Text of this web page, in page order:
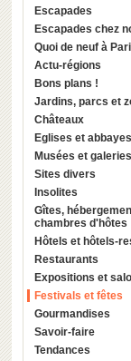
Escapades
Quoi de neuf à
Actu-régions
Bons plans !
Jardins, parcs et
Châteaux
Eglises et abbayes
Musées et galeries
Sites divers
Insolites
Gîtes,
chambres d'hôtes
Hôtels et hôtels-
Restaurants
Expositions et
Festivals et fêtes
Gourmandises
Savoir-faire
Tendances